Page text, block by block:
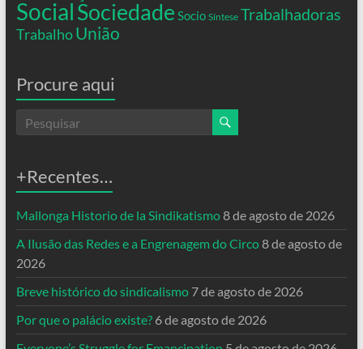
SocialSociedade Socio Síntese Trabalhadoras
Trabalho União
Procure aqui
+Recentes…
Mallonga Historio de la Sindikatismo8 de agosto de 2026
A Ilusão das Redes e a Engrenagem do Circo8 de agosto de
2026
Breve histórico do sindicalismo 7 de agosto de 2026
Por que o palácio existe? 6 de agosto de 2026